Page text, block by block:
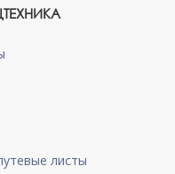
листы